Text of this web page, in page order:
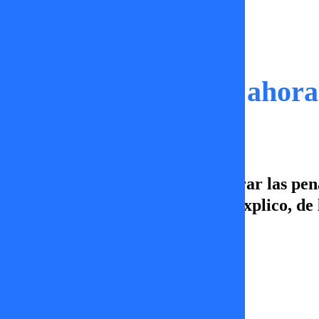
El Presidente Boris
El presidente Boris intenta superar las
una buena partner? Después te explico,